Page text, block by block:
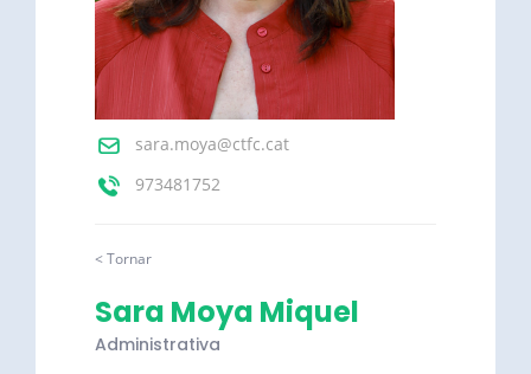
sara.moya@ctfc.cat
973481752
< Tornar
Sara Moya Miquel
Administrativa